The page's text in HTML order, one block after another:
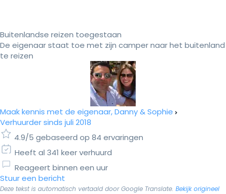
Buitenlandse reizen toegestaan
De eigenaar staat toe met zijn camper naar het buitenland
te reizen
Maak kennis met de eigenaar, Danny & Sophie
Verhuurder sinds juli 2018
4.9/5 gebaseerd op 84 ervaringen
Heeft al 341 keer verhuurd
Reageert binnen een uur
Stuur een bericht
Deze tekst is automatisch vertaald door Google Translate. Bekijk origineel